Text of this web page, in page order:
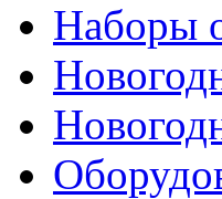
Наборы